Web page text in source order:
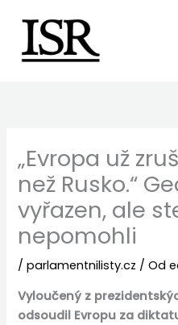
obsah
„Evropa už
než Rusko.“
vyřazen, ale
nepomohli
/parlamentnilisty.cz / Od
Vyloučený z
odsoudil Evropu za